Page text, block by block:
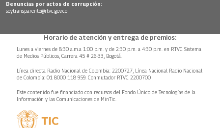
Denuncias por actos de corrupción:
soytransparente@rtvc.gov.co
Horario de atención y entrega de premios:
Lunes a viernes de 8:30 a.m.a 1:00 p.m. y de 2:30 p.m. a 4:30 p.m. en RTVC Sistema
de Medios Públicos, Carrera 45 # 26-33, Bogotá.
Línea directa Radio Nacional de Colombia: 2200727, Línea Nacional Radio Nacional
de Colombia: 01 8000 118 959. Conmutador RTVC 2200700
Este contenido fue financiado con recursos del Fondo Único de Tecnologías de la
Información y las Comunicaciones de MinTic.